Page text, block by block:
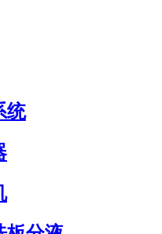
统